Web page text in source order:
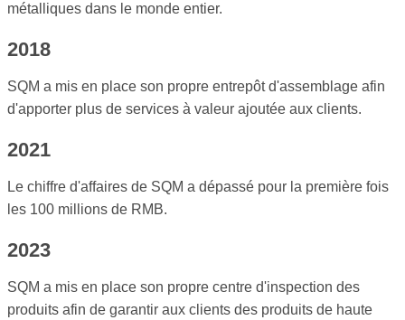
métalliques dans le monde entier.
2018
SQM a mis en place son propre entrepôt d'assemblage afin
d'apporter plus de services à valeur ajoutée aux clients.
2021
Le chiffre d'affaires de SQM a dépassé pour la première fois
les 100 millions de RMB.
2023
SQM a mis en place son propre centre d'inspection des
produits afin de garantir aux clients des produits de haute